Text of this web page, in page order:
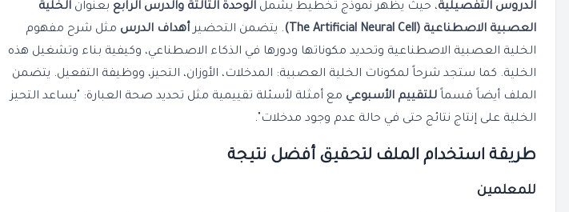
الدروس التفصيلية، حيث يظهر نموذج تخطيط يشمل الوحدة الثالثة والدرس الرابع بعنوان الخلية
العصبية الاصطناعية (The Artificial Neural Cell)
. يتضمن التحضيرأهداف الدرس مثل شرح مفهوم
الخلية العصبية الاصطناعية وتحديد مكوناتها ودورها في الذكاء الاصطناعي، وكيفية بناء وتشغيل هذه
الخلية. كما ستجد شرحاً لمكونات الخلية العصبية: المدخلات، الأوزان، التحيز، ووظيفة التفعيل. يتضمن
الملف أيضاً قسماً للتقييم الأسبوعي مع أمثلة لأسئلة تقييمية مثل تحديد صحة العبارة: "يساعد التحيز
الخلية على إنتاج نتائج حتى في حالة عدم وجود مدخلات".
طريقة استخدام الملف لتحقيق أفضل نتيجة
للمعلمين